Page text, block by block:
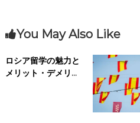
You May Also Like
ロシア留学の魅力と
メリット・デメリッ